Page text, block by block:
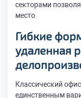
секторами
место.
Гибкие
удаленная
Классический
единственным